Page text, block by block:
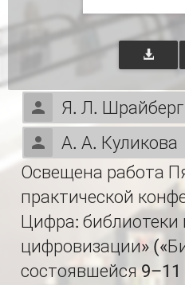
Я. Л. Шрайберг
А. А. Куликова
Освещена работа
практической
Цифра: библиотеки
цифровизации»
состоявшейся 9–11